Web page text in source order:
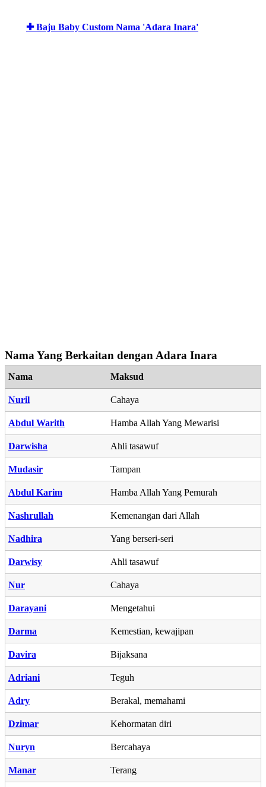
✚ Baju Baby Custom Nama 'Adara Inara'
Nama Yang Berkaitan dengan Adara Inara
Nama Maksud
Nuril Cahaya
Abdul Warith Hamba Allah Yang Mewarisi
Darwisha Ahli tasawuf
Mudasir Tampan
Abdul Karim Hamba Allah Yang Pemurah
Nashrullah Kemenangan dari Allah
Nadhira Yang berseri-seri
Darwisy Ahli tasawuf
Nur Cahaya
Darayani Mengetahui
Darma Kemestian, kewajipan
Davira Bijaksana
Adriani Teguh
Adry Berakal, memahami
Dzimar Kehormatan diri
Nuryn Bercahaya
Manar Terang